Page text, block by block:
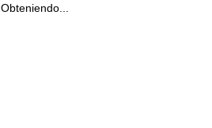
Obteniendo...